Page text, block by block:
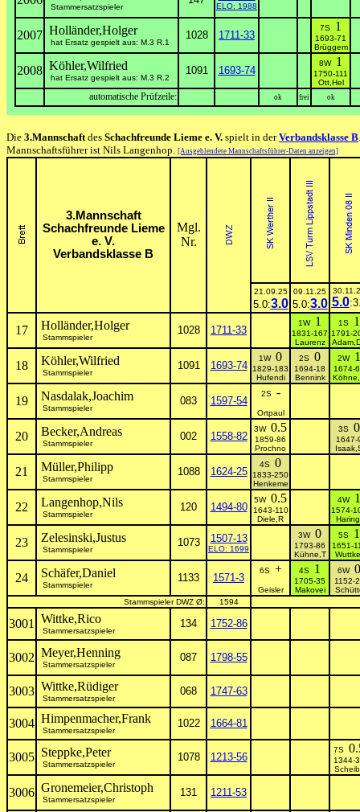
Stammersatzspieler ELO: 1988
2007 Holländer,Holger
hat Ersatz gespielt aus: M.3 R.1
1028 1711-33
7S 1
1693-71
Brüggem
2008 Köhler,Wilfried
hat Ersatz gespielt aus: M.3 R.2
1091 1693-74
8W 1
1750-111
Ott,Hel
automatische Prüfzeile: ok frei ok
Die 3.Mannschaftdes Schachfreunde Lieme e. V. spielt in derVerbandsklasse B.
Mannschaftsführer ist Nils Langenhop. [Ausgeblendete Mannschaftsführer-Daten anzeigen]
3.Mannschaft
Schachfreunde Lieme
e. V.
Verbandsklasse B
Mgl.
Nr.
21.09.25
5.0:3.0
09.11.25
5.0:3.0 5.0
17 Holländer,Holger
Stammspieler
1028 1711-33
1W 1
1831-167
Laurenz
1S 1
1791-
18 Köhler,Wilfried
Stammspieler
1091 1693-74
1W 0
1829-183
Hufendi
2S 0
1694-18
Bennink
2W 1
1674-
19 Nasdalak,Joachim
Stammspieler
083 1597-54
2S -
Ortpaul
20 Becker,Andreas
Stammspieler
002 1558-82
3W 0.5
1859-86
Prochno
3S 0
1647-
21 Müller,Philipp
Stammspieler
1088 1624-25
4S 0
1833-250
Henkeme
22 Langenhop,Nils
Stammspieler
120 1494-80
5W 0.5
1643-110
Diele,R
4W 1
1574-
23 Zelesinski,Justus
Stammspieler
1073 1507-13
ELO: 1699
3W 0
1793-86
Kühne,T
5S 1
1651-
24 Schäfer,Daniel
Stammspieler
1133 1571-3
6S +
Geisler
4S 1
1705-35
Makovei
6W 0
1152-
Stammspieler DWZ Ø:
1594
3001 Wittke,Rico
Stammersatzspieler
134 1752-86
3002 Meyer,Henning
Stammersatzspieler
087 1798-55
3003 Wittke,Rüdiger
Stammersatzspieler
068 1747-63
3004 Himpenmacher,Frank
Stammersatzspieler
1022 1664-81
3005 Steppke,Peter
Stammersatzspieler
1078 1213-56
7S
1344-
3006 Gronemeier,Christoph
Stammersatzspieler
131 1211-53